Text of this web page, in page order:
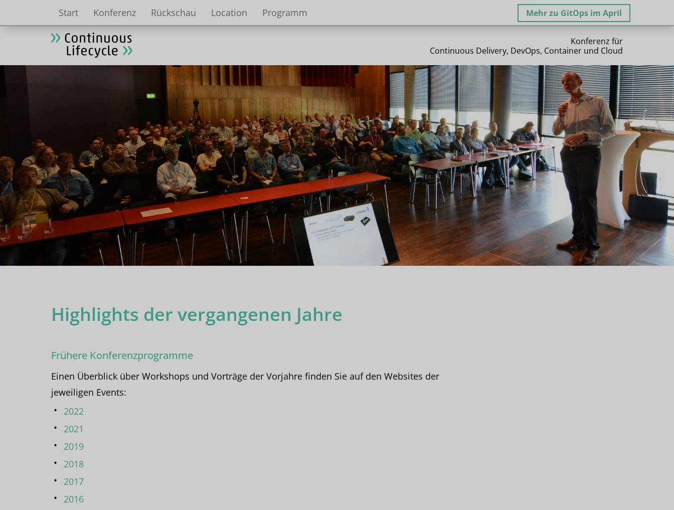
Start Konferenz Rückschau Location Programm Mehr zu GitOps im April
Konferenz für
Continuous Delivery, DevOps, Container und Cloud
Highlights der vergangenen Jahre
Frühere Konferenzprogramme
Einen Überblick über Workshops und Vorträge der Vorjahre finden Sie auf den Websites der
jeweiligen Events:
2022
2021
2019
2018
2017
2016